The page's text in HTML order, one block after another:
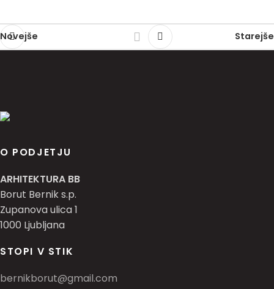
Novejše Starejše
O PODJETJU
ARHITEKTURA BB
Borut Bernik s.p.
Zupanova ulica 1
1000 Ljubljana
STOPI V STIK
bernikborut@gmail.com